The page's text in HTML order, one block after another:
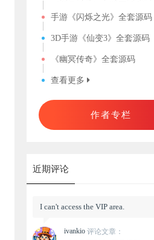
手游《闪烁之光》全套源码
3D手游《仙变3》全套源码
《幽冥传奇》全套源码
查看更多
作者专栏
近期评论
I can't access the VIP area.
ivankio 评论文章：